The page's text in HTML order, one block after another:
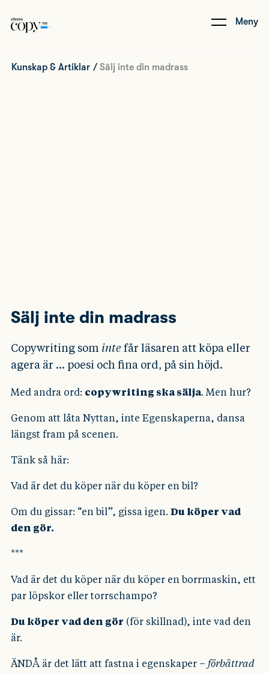
Meny
Kunskap & Artiklar / Sälj inte din madrass
Sälj inte din madrass
Copywriting som inte får läsaren att köpa eller
agera är … poesi och fina ord, på sin höjd.
Med andra ord: copywriting ska sälja. Men hur?
Genom att låta Nyttan, inte Egenskaperna, dansa
längst fram på scenen.
Tänk så här:
Vad är det du köper när du köper en bil?
Om du gissar: “en bil”, gissa igen. Du köper vad
den gör.
***
Vad är det du köper när du köper en borrmaskin, ett
par löpskor eller torrschampo?
Du köper vad den gör (för skillnad), inte vad den
är.
ÄNDÅ är det lätt att fastna i egenskaper – förbättrad